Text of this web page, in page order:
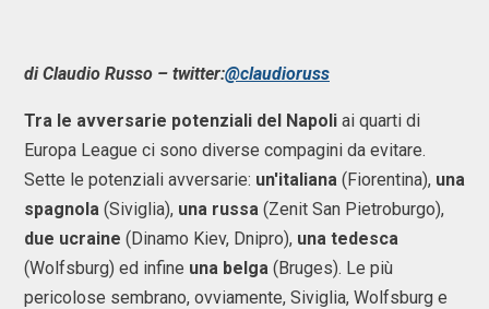
di Claudio Russo – twitter:@claudioruss
Tra le avversarie potenziali del Napoli ai quarti di
Europa League ci sono diverse compagini da evitare.
Sette le potenziali avversarie: un'italiana (Fiorentina), una
spagnola (Siviglia), una russa (Zenit San Pietroburgo),
due ucraine (Dinamo Kiev, Dnipro), una tedesca
(Wolfsburg) ed infine una belga (Bruges). Le più
pericolose sembrano, ovviamente, Siviglia, Wolfsburg e